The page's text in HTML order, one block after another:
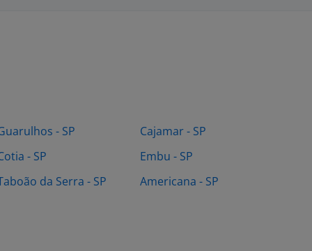
- SP
- SP
da Serra - SP
Cajamar - SP
Embu - SP
Americana - SP